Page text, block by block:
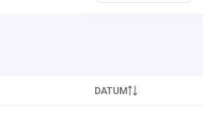
DATUM